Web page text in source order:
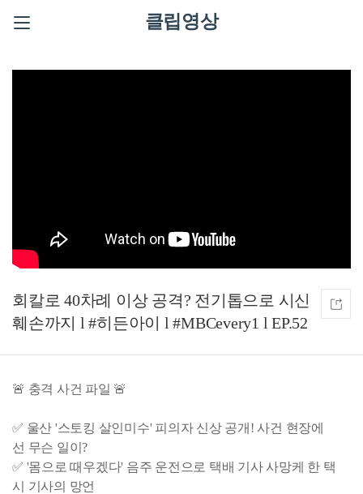
클립영상
회칼로 40차례 이상 공격? 전기톱으로 시신
훼손까지 l #히든아이 l #MBCevery1 l EP.52
🚨 충격 사건 파일 🚨
✅ 울산 '스토킹 살인미수' 피의자 신상 공개! 사건 현장에
선 무슨 일이?
✅ '몸으로 때우겠다' 음주 운전으로 택배 기사 사망케 한 택
시 기사의 망언